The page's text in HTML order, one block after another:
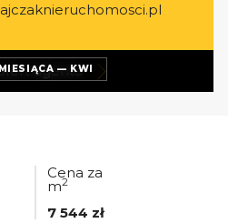
— KWI
agenta
Cena za
m2
7 544 zł